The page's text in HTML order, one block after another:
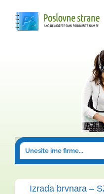
content
Izrada brvnara –